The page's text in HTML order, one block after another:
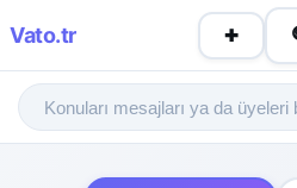
Vato.tr ✚